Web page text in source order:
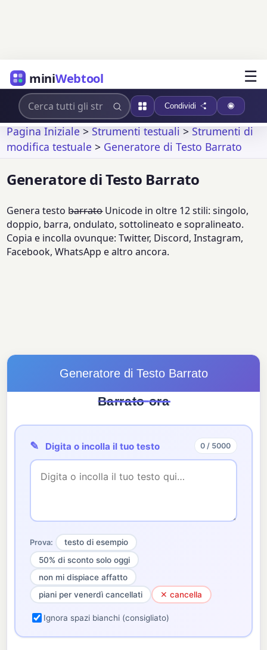
miniWebtool ☰
Condividi
Pagina Iniziale>Strumenti testuali>Strumenti di
modifica testuale > Generatore di Testo Barrato
Generatore di Testo Barrato
Genera testo b̶a̶r̶r̶a̶t̶o̶ Unicode in oltre 12 stili: singolo,
doppio, barra, ondulato, sottolineato e sopralineato.
Copia e incolla ovunque: Twitter, Discord, Instagram,
Facebook, WhatsApp e altro ancora.
Generatore di Testo Barrato
Barrato ora
✎ Digita o incolla il tuo testo 0 / 5000
Prova:
testo di esempio
50% di sconto solo oggi
non mi dispiace affatto
piani per venerdì cancellati
✕ cancella
Ignora spazi bianchi (consigliato)